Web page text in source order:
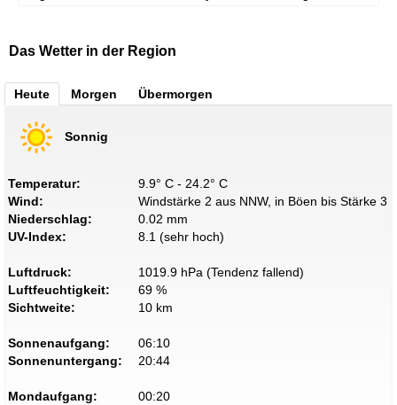
Das Wetter in der Region
Heute Morgen Übermorgen
Sonnig
Temperatur:
9.9° C - 24.2° C
Wind:
Windstärke 2 aus NNW, in Böen bis Stärke 3
Niederschlag:
0.02 mm
UV-Index:
8.1 (sehr hoch)
Luftdruck:
1019.9 hPa (Tendenz fallend)
Luftfeuchtigkeit:
69 %
Sichtweite:
10 km
Sonnenaufgang:
06:10
Sonnenuntergang:
20:44
Mondaufgang:
00:20